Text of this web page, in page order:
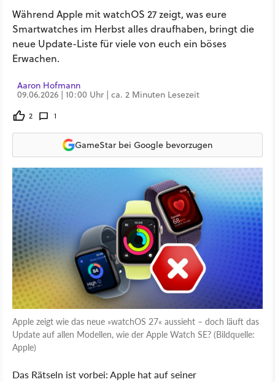
Während Apple mit watchOS 27 zeigt, was eure
Smartwatches im Herbst alles draufhaben, bringt die
neue Update-Liste für viele von euch ein böses
Erwachen.
Aaron Hofmann
09.06.2026 | 10:00 Uhr | ca. 2 Minuten Lesezeit
2 1
GameStar bei Google bevorzugen
Apple zeigt wie das neue »watchOS 27« aussieht – doch läuft das
Update auf allen Modellen, wie der Apple Watch SE? (Bildquelle:
Apple)
Das Rätseln ist vorbei: Apple hat auf seiner